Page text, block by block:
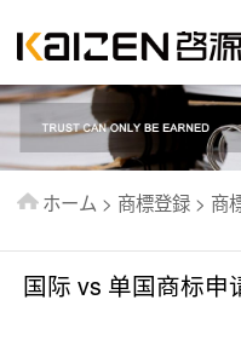
ホーム > 商標登録 > 商
国际 vs 单国商标申